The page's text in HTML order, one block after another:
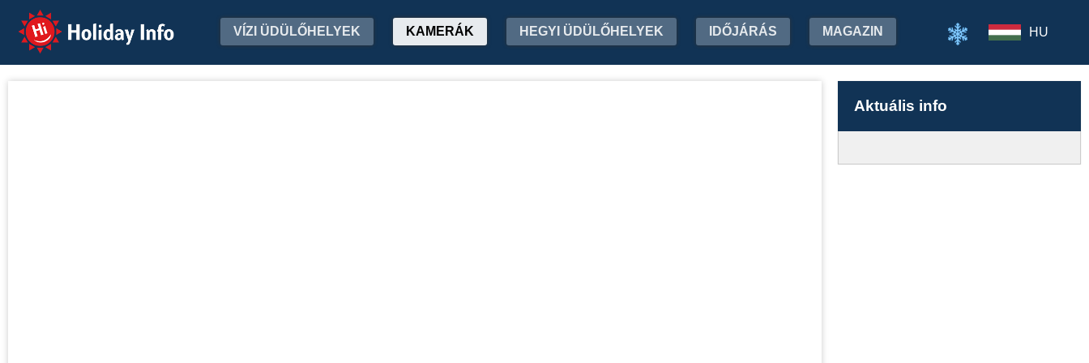
Holiday Info VÍZI ÜDÜLŐHELYEK KAMERÁK HEGYI ÜDÜLŐHELYEK IDŐJÁRÁS MAGAZIN HU
Aktuális info